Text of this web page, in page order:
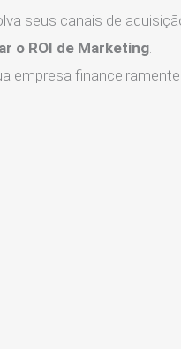
seus canais de
o ROI de Marketing.
empresa